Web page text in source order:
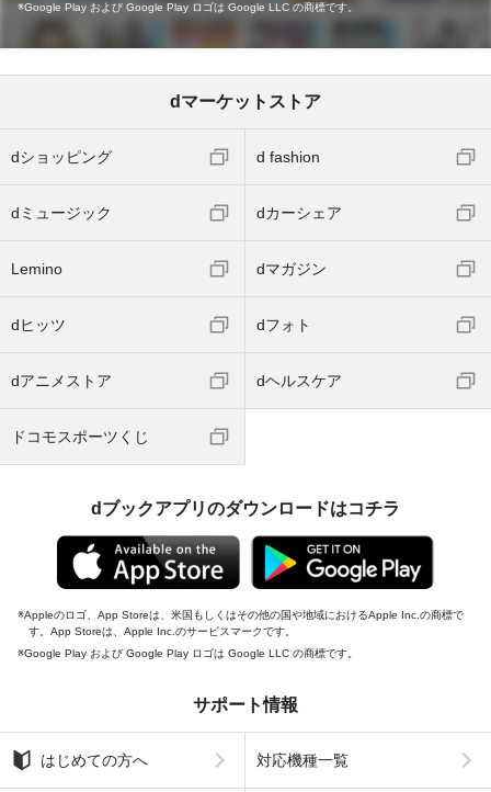
Google Play および Google Play ロゴは Google LLC の商標です。
dマーケットストア
dショッピング d fashion
dミュージック dカーシェア
Lemino dマガジン
dヒッツ dフォト
dアニメストア dヘルスケア
ドコモスポーツくじ
dブックアプリのダウンロードはコチラ
Appleのロゴ、App Storeは、米国もしくはその他の国や地域におけるApple Inc.の商標で
す。App Storeは、Apple Inc.のサービスマークです。
Google Play および Google Play ロゴは Google LLC の商標です。
サポート情報
はじめての方へ 対応機種一覧